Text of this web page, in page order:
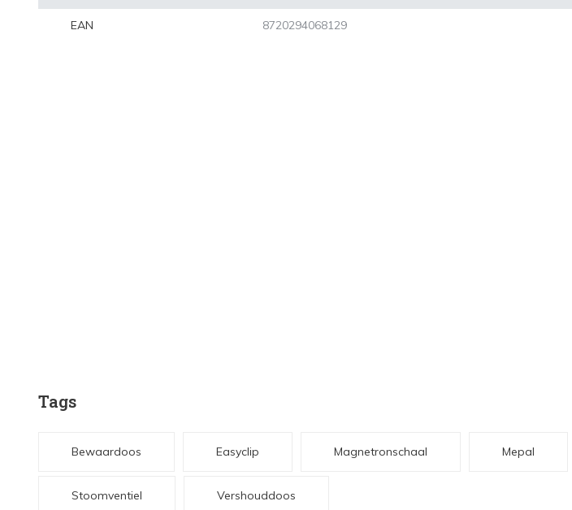
EAN 8720294068129
Tags
Bewaardoos Easyclip Magnetronschaal Mepal
Stoomventiel Vershouddoos